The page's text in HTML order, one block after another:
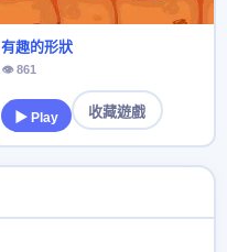
有趣的形狀
👁 861
▶ Play 收藏遊戲